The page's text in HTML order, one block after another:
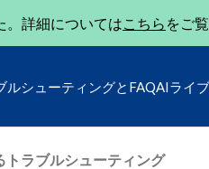
。詳細についてはこちら をご
ルシューティングとFAQAIライ
トラブルシューティング